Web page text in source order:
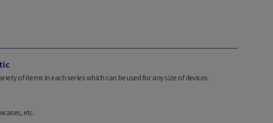
of items in each series which can be used for any size of devices.
etc.